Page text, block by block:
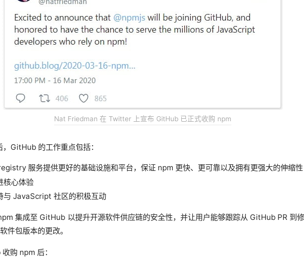
Nat Friedman 在 Twitter 上宣布 GitHub 已正式收购 npm
，GitHub 的工作重点包括：
服务提供更好的基础设施和平台，保证 npm 更快、更可靠以及拥有更强大的伸缩性
核心体验
与 JavaScript 社区的积极互动
集成至 GitHub 以提升开源软件供应链的安全性，并让用户能够跟踪从 GitHub PR 到
件包版本的更改。
购 npm 后：